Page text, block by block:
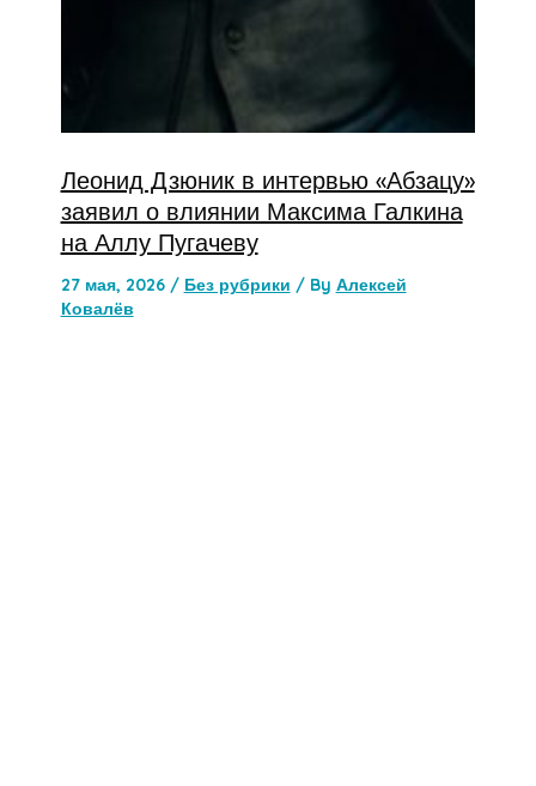
Леонид Дзюник в интервью «Абзацу»
заявил о влиянии Максима Галкина
на Аллу Пугачеву
27 мая, 2026 / Без рубрики / By Алексей
Ковалёв